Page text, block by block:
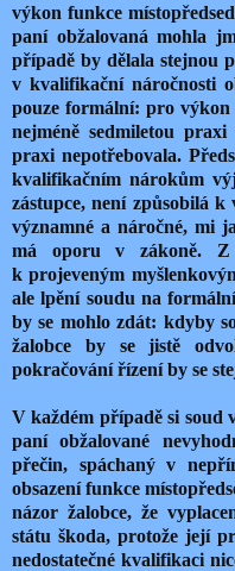
výkon funkce
paní obžalovaná mohla
případě by dělala stejnou
v kvalifikační náročnosti
pouze formální: pro výkon
nejméně sedmiletou
praxi nepotřebovala.
kvalifikačním nárokům
zástupce, není způsobilá k
významné a náročné, mi
má oporu v zákoně. Z
k projeveným
ale lpění soudu na
by se mohlo zdát: kdyby
žalobce by se jistě
pokračování řízení by se
V každém případě si soud
paní obžalované
přečin, spáchaný v
obsazení funkce
názor žalobce, že
státu škoda, protože její
nedostatečné kvalifikaci